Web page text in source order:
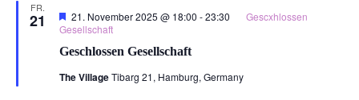
FR.
21
Geschlossen Gesellschaft
Hervorgehoben
21. November 2025 @ 18:00 -23:30
Gescxhlossen
Gesellschaft
The VillageTibarg 21, Hamburg, Germany